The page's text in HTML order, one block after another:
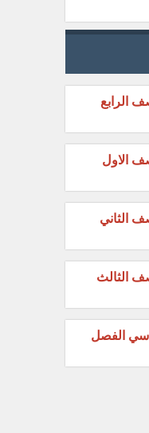
الرابع
الاول
الثاني
الثالث
الفصل